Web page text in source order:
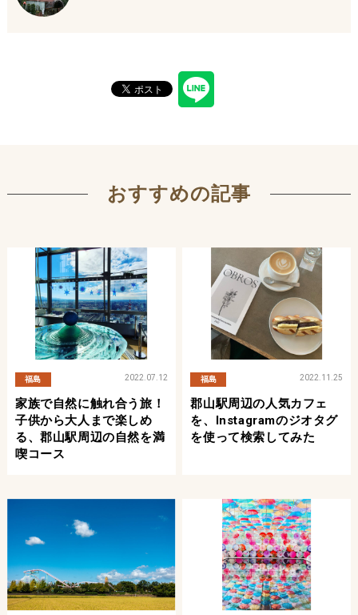
おすすめの記事
福島 2022.07.12
家族で自然に触れ合う旅！
子供から大人まで楽しめ
る、郡山駅周辺の自然を満
喫コース
福島 2022.11.25
郡山駅周辺の人気カフェ
を、Instagramのジオタグ
を使って検索してみた